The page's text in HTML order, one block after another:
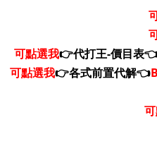
可點選我👉代打王-價目表
可點選我👉各式前置代解👈